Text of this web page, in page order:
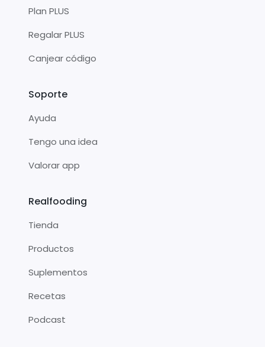
Plan PLUS
Regalar PLUS
Canjear código
Soporte
Ayuda
Tengo una idea
Valorar app
Realfooding
Tienda
Productos
Suplementos
Recetas
Podcast